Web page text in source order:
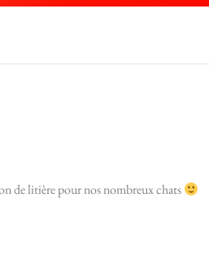
de litière pour nos nombreux chats